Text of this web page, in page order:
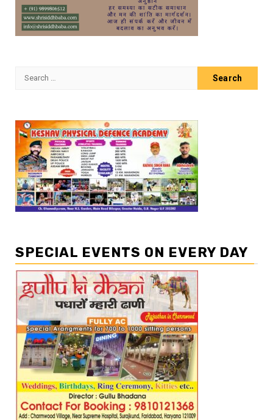
Search
SPECIAL EVENTS ON EVERY DAY